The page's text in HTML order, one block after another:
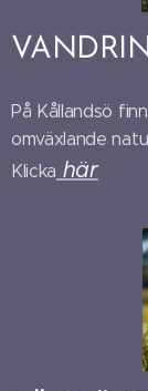
På Kållandsö
omväxlande
Klicka här